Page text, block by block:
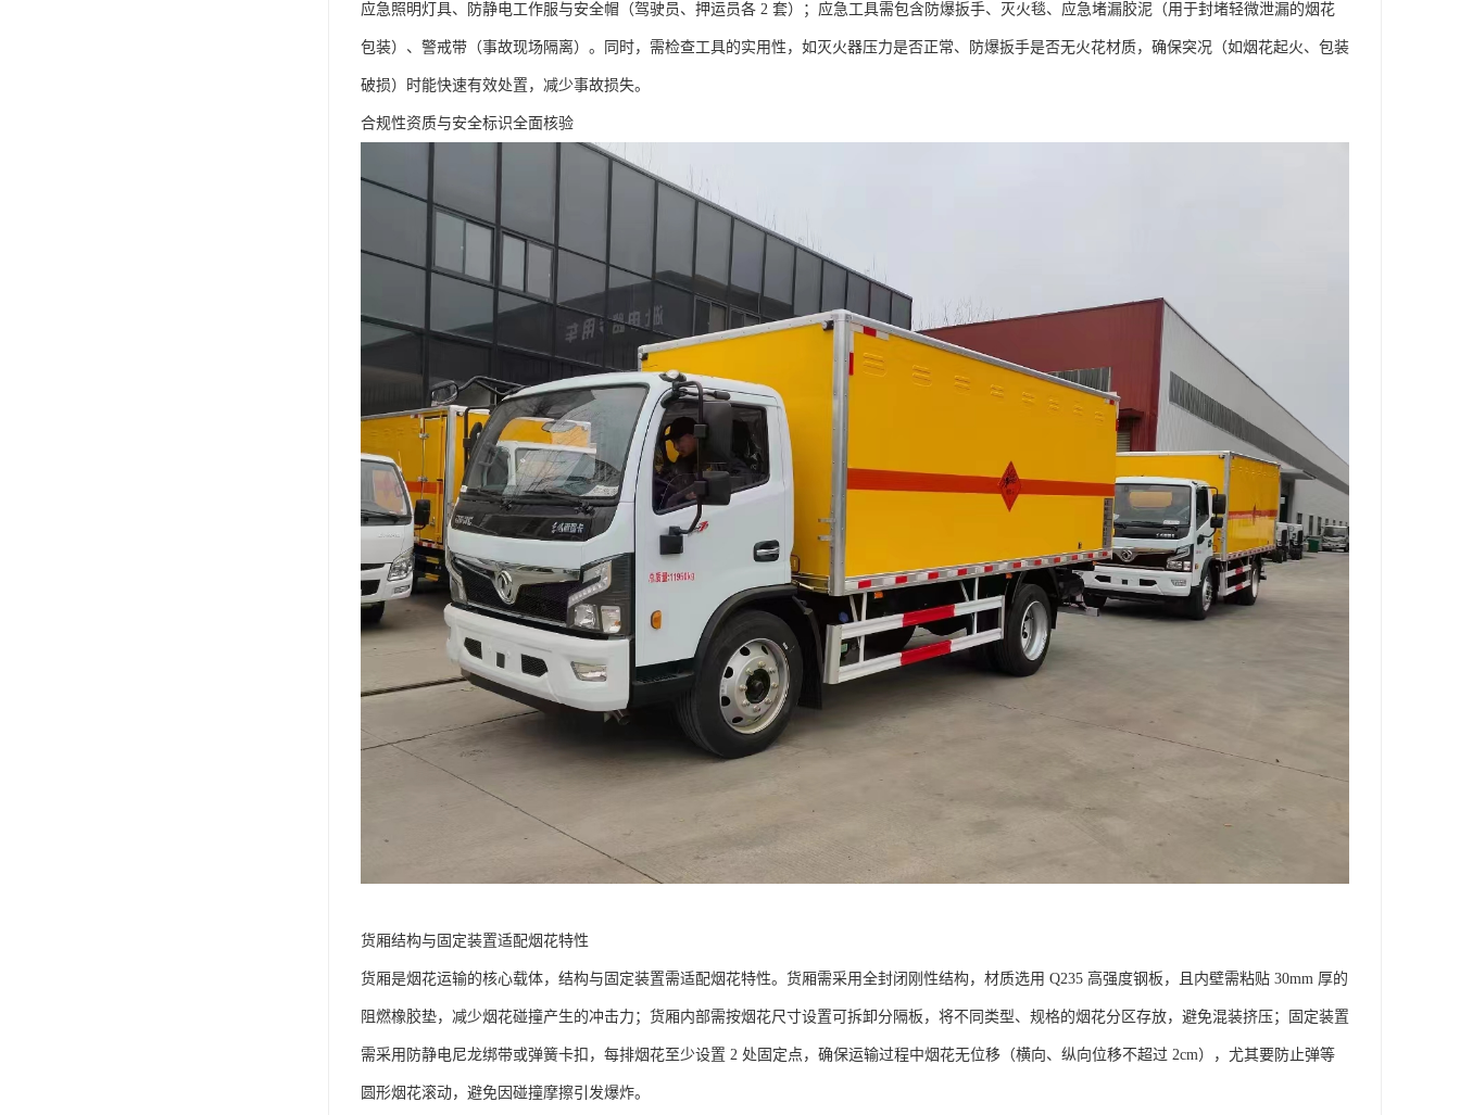
应急照明灯具、防静电工作服与安全帽（驾驶员、押运员各 2 套）；应急工具需包含防爆扳手、灭火毯、应急堵漏胶泥（用于封堵轻微泄漏的烟花
包装）、警戒带（事故现场隔离）。同时，需检查工具的实用性，如灭火器压力是否正常、防爆扳手是否无火花材质，确保突况（如烟花起火、包装
破损）时能快速有效处置，减少事故损失。​
合规性资质与安全标识全面核验​
货厢结构与固定装置适配烟花特性​
货厢是烟花运输的核心载体，结构与固定装置需适配烟花特性。货厢需采用全封闭刚性结构，材质选用 Q235 高强度钢板，且内壁需粘贴 30mm 厚的
阻燃橡胶垫，减少烟花碰撞产生的冲击力；货厢内部需按烟花尺寸设置可拆卸分隔板，将不同类型、规格的烟花分区存放，避免混装挤压；固定装置
需采用防静电尼龙绑带或弹簧卡扣，每排烟花至少设置 2 处固定点，确保运输过程中烟花无位移（横向、纵向位移不超过 2cm），尤其要防止弹等
圆形烟花滚动，避免因碰撞摩擦引发爆炸。​